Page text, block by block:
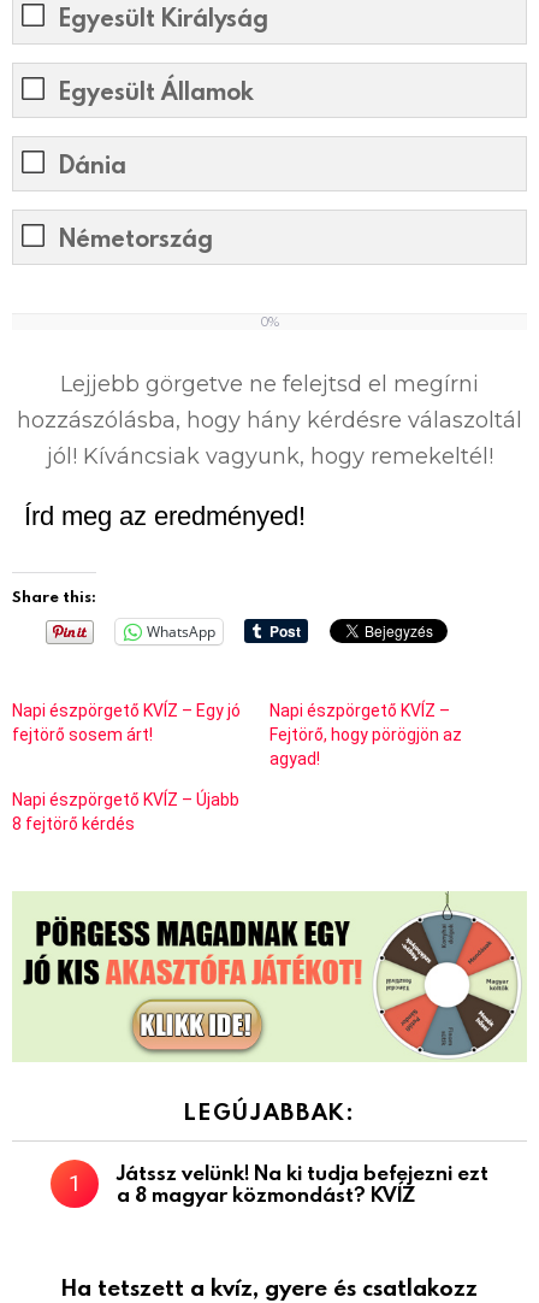
Egyesült Királyság
Egyesült Államok
Dánia
Németország
0%
Lejjebb görgetve ne felejtsd el megírni
hozzászólásba, hogy hány kérdésre válaszoltál
jól! Kíváncsiak vagyunk, hogy remekeltél!
Írd meg az eredményed!
Share this:
WhatsApp
Napi észpörgető KVÍZ – Egy jó
fejtörő sosem árt!
Napi észpörgető KVÍZ –
Fejtörő, hogy pörögjön az
agyad!
Napi észpörgető KVÍZ – Újabb
8 fejtörő kérdés
LEGÚJABBAK:
Játssz velünk! Na ki tudja befejezni ezt
a 8 magyar közmondást? KVÍZ
Ha tetszett a kvíz, gyere és csatlakozz